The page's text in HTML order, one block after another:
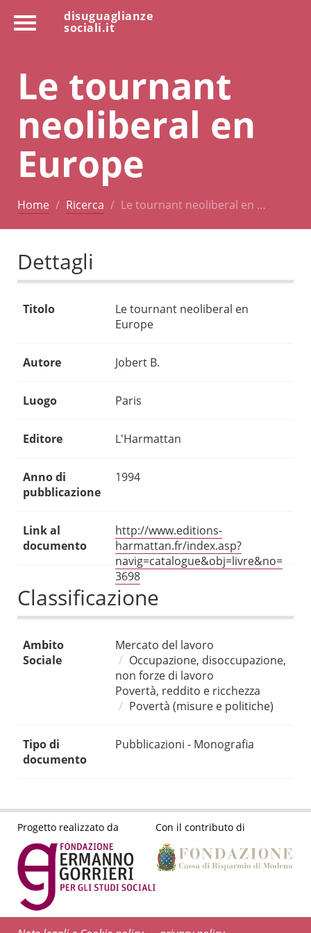
disuguaglianze
sociali.it
Le tournant
neoliberal en
Europe
Home Ricerca Le tournant neoliberal en …
Dettagli
Titolo
Le tournant neoliberal en
Europe
Autore Jobert B.
Luogo Paris
Editore L'Harmattan
Anno di
pubblicazione
1994
Link al
documento
http://www.editions-
harmattan.fr/index.asp?
navig=catalogue&obj=livre&no=
3698
Classificazione
Ambito
Sociale
Mercato del lavoro
Occupazione, disoccupazione,
non forze di lavoro
Povertà, reddito e ricchezza
Povertà (misure e politiche)
Tipo di
documento
Pubblicazioni - Monografia
Progetto realizzato da Con il contributo di